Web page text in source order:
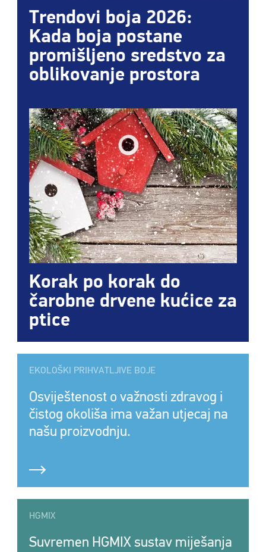
Trendovi boja 2026:
Kada boja postane
promišljeno sredstvo za
oblikovanje prostora
Korak po korak do
čarobne drvene kućice za
ptice
EKOLOŠKI PRIHVATLJIVE BOJE
Osviještenost o važnosti zdravog i
čistog okoliša ima važan utjecaj na
našu proizvodnju.
HGMIX
Suvremen HGMIX sustav miješanja